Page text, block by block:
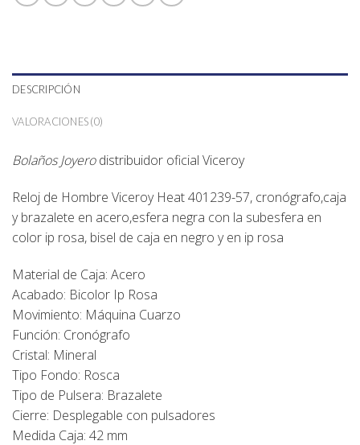
DESCRIPCIÓN
VALORACIONES (0)
Bolaños Joyerodistribuidor oficial Viceroy
Reloj de Hombre Viceroy Heat 401239-57, cronógrafo,caja
y brazalete en acero,esfera negra con la subesfera en
color ip rosa, bisel de caja en negro y en ip rosa
Material de Caja: Acero
Acabado: Bicolor Ip Rosa
Movimiento: Máquina Cuarzo
Función: Cronógrafo
Cristal: Mineral
Tipo Fondo: Rosca
Tipo de Pulsera: Brazalete
Cierre: Desplegable con pulsadores
Medida Caja: 42 mm